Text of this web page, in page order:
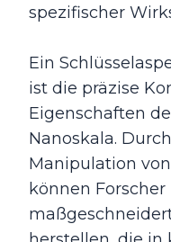
spezifischer
Ein
ist die präzise
Eigenschaften
Nanoskala.
Manipulation
können